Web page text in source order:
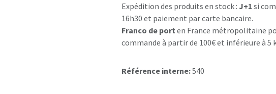
Expédition des produits en stock : J+1 si
16h30 et paiement par carte bancaire.
Franco de port en France métropolitaine
commande à partir de 100€ et inférieure à 5
Référence interne:540